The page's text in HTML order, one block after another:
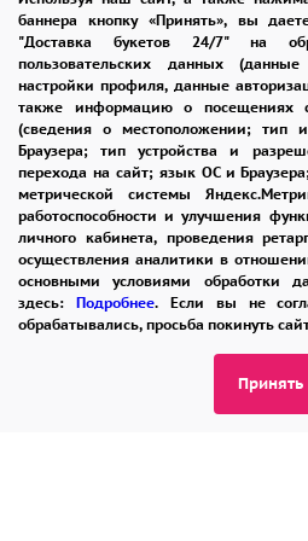
баннера кнопку «Принять», вы
"Доставка букетов 24/7" на
пользовательских данных
настройки профиля, данные
также информацию о посещениях
(сведения о местоположении;
Браузера; тип устройства и
перехода на сайт; язык ОС и
метрической системы
работоспособности и улучшения
личного кабинета, проведения
осуществления аналитики в
основными условиями обработки
здесь: Подробнее. Если вы не
обрабатывались, просьба покинуть
Принять
ОТЗЫВЫ
8 965
ЗАКАЗАТЬ
пл.
ТЦ
ПОЛИТИКА